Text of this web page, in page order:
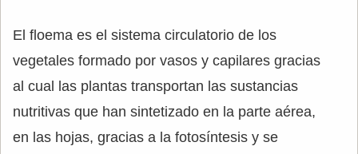
El floema es el sistema circulatorio de los
vegetales formado por vasos y capilares gracias
al cual las plantas transportan las sustancias
nutritivas que han sintetizado en la parte aérea,
en las hojas, gracias a la fotosíntesis y se